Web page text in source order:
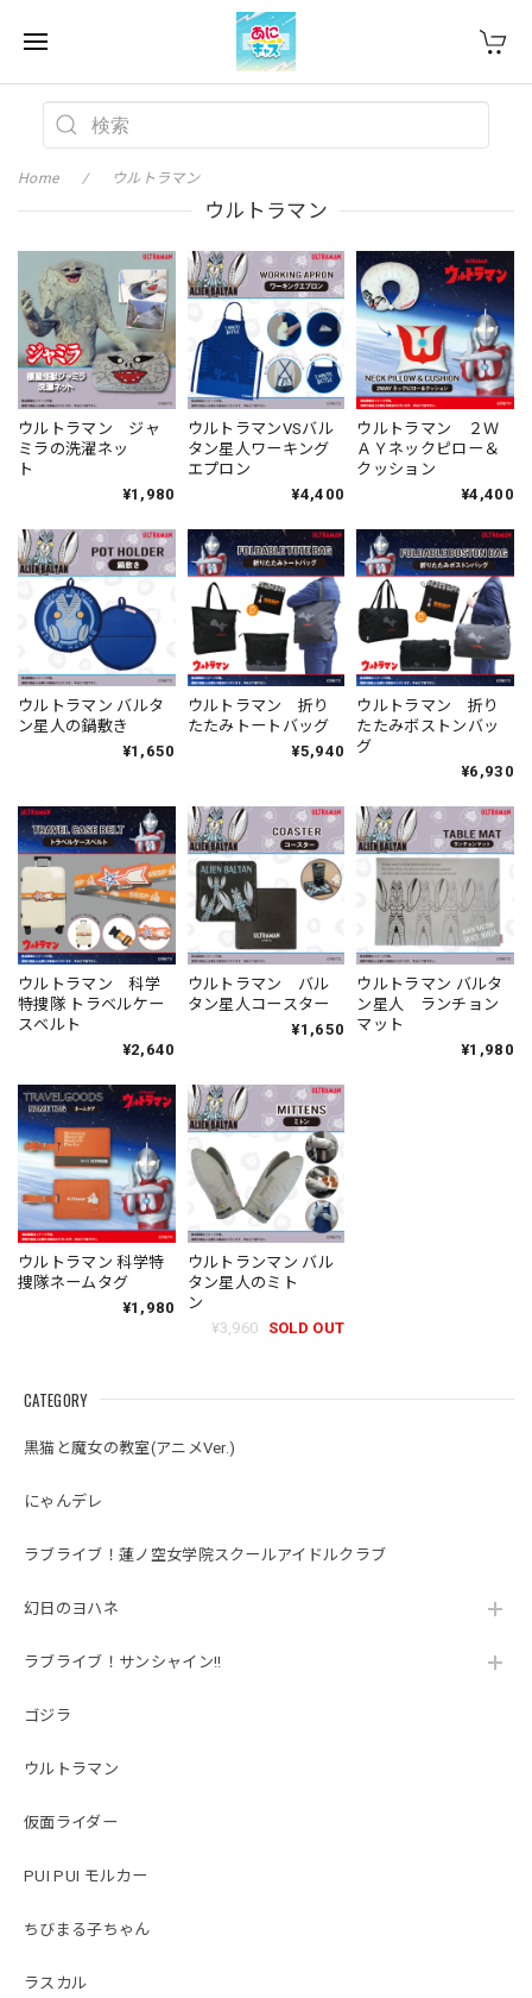
CATEGORY
黒猫と魔女の教室(アニメVer.)
にゃんデレ
ラブライブ！蓮ノ空女学院スクールアイドルクラブ
幻日のヨハネ
ラブライブ！サンシャイン!!
ゴジラ
ウルトラマン
仮面ライダー
PUI PUI モルカー
ちびまる子ちゃん
ラスカル
Home ウルトラマン
ウルトラマン
ウルトラマン ジャ
ミラの洗濯ネッ
ト
¥1,980
ウルトラマンVSバル
タン星人ワーキング
エプロン
¥4,400
ウルトラマン ２Ｗ
ＡＹネックピロー＆
クッション
¥4,400
ウルトラマン バルタ
ン星人の鍋敷き
¥1,650
ウルトラマン 折り
たたみトートバッグ
¥5,940
ウルトラマン 折り
たたみボストンバッ
グ
¥6,930
ウルトラマン 科学
特捜隊 トラベルケー
スベルト
¥2,640
ウルトラマン バル
タン星人コースター
¥1,650
ウルトラマン バルタ
ン星人 ランチョン
マット
¥1,980
ウルトラマン 科学特
捜隊ネームタグ
¥1,980
ウルトランマン バル
タン星人のミト
ン
¥3,960
SOLD OUT